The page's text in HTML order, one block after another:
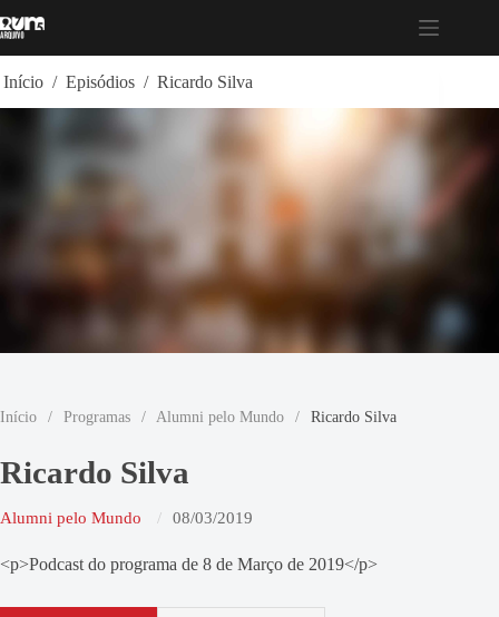
para
Início / Episódios / Ricardo Silva
Início / Programas / Alumni pelo Mundo / Ricardo Silva
Ricardo Silva
Alumni pelo Mundo 08/03/2019
<p>Podcast do programa de 8 de Março de 2019</p>